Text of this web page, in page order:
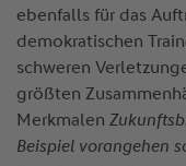
ebenfalls für das
demokratischen
schweren
größten
Merkmalen
Beispiel vorangehen